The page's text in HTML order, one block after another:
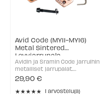
Avid Code (MY11-MY16)
Metal Sintered
Levyjarrupala
Avidin ja Sramin Code jarruihin
metalliset jarrupalat.
Erinomainen jarrujen
suorituskyky ja pitkä käyttöikä.
Tasainen suorituskyky - toimii
29,90 €
★★★★★ 1 arvostelu(a)